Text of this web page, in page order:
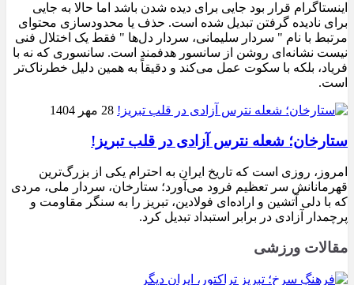
اینستاگرام قرار بود جایی برای دیده شدن باشد اما حالا به جایی
برای نادیده گرفتن تبدیل شده است. حذف یا محدودسازی محتوای
مرتبط با نام " سردار سلیمانی، سردار دل‌ها " فقط یک اختلال فنی
نیست نشانه‌ای روشن از سانسور هدفمند است. سانسوری که نه با
فریاد، بلکه با سکوت عمل می‌کند و دقیقاً به همین دلیل خطرناک‌تر
است.
28 مهر 1404
ستارخان؛ شعله نترس آزادی در قلب تبریز!
امروز، روزی است که تاریخ ایران به احترام یکی از بزرگ‌ترین
قهرمانانش سر تعظیم فرود می‌آورد؛ ستارخان، سردار ملی، مردی
که با دلی آتشین و اراده‌ای فولادین، تبریز را به سنگر مقاومت و
پرچمدار آزادی در برابر استبداد تبدیل کرد.
مقالات ورزشی